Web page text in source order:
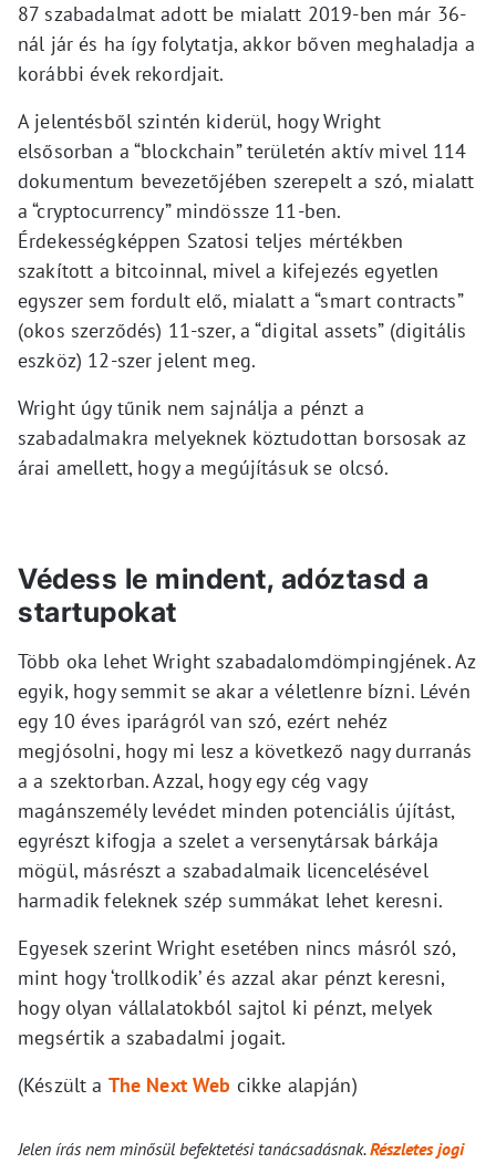
87 szabadalmat adott be mialatt 2019-ben már 36-
nál jár és ha így folytatja, akkor bőven meghaladja a
korábbi évek rekordjait.
A jelentésből szintén kiderül, hogy Wright
elsősorban a “blockchain” területén aktív mivel 114
dokumentum bevezetőjében szerepelt a szó, mialatt
a “cryptocurrency” mindössze 11-ben.
Érdekességképpen Szatosi teljes mértékben
szakított a bitcoinnal, mivel a kifejezés egyetlen
egyszer sem fordult elő, mialatt a “smart contracts”
(okos szerződés) 11-szer, a “digital assets” (digitális
eszköz) 12-szer jelent meg.
Wright úgy tűnik nem sajnálja a pénzt a
szabadalmakra melyeknek köztudottan borsosak az
árai amellett, hogy a megújításuk se olcsó.
Védess le mindent, adóztasd a
startupokat
Több oka lehet Wright szabadalomdömpingjének. Az
egyik, hogy semmit se akar a véletlenre bízni. Lévén
egy 10 éves iparágról van szó, ezért nehéz
megjósolni, hogy mi lesz a következő nagy durranás
a a szektorban. Azzal, hogy egy cég vagy
magánszemély levédet minden potenciális újítást,
egyrészt kifogja a szelet a versenytársak bárkája
mögül, másrészt a szabadalmaik licencelésével
harmadik feleknek szép summákat lehet keresni.
Egyesek szerint Wright esetében nincs másról szó,
mint hogy ‘trollkodik’ és azzal akar pénzt keresni,
hogy olyan vállalatokból sajtol ki pénzt, melyek
megsértik a szabadalmi jogait.
(Készült a The Next Web cikke alapján)
Jelen írás nem minősül befektetési tanácsadásnak.Részletes jogi